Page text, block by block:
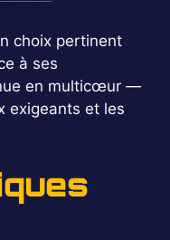
choix pertinent
à ses
en multicœur —
exigeants et les